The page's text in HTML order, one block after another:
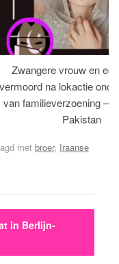
Zwangere vrouw en
vermoord na lokactie
van familieverzoening –
Pakistan
met broer, Iraanse
in Berlijn-